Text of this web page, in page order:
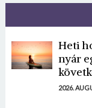
Heti
nyár
2026.